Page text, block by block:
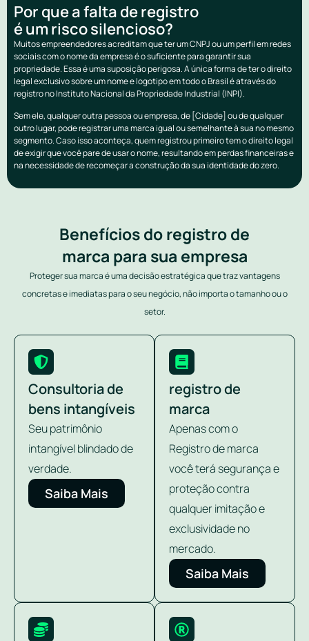
Por que a falta de registro
é um risco silencioso?
Muitos empreendedores acreditam que ter um CNPJ ou um perfil em redes
sociais com o nome da empresa é o suficiente para garantir sua
propriedade. Essa é uma suposição perigosa. A única forma de ter o direito
legal exclusivo sobre um nome e logotipo em todo o Brasil é através do
registro no Instituto Nacional da Propriedade Industrial (INPI).
Sem ele, qualquer outra pessoa ou empresa, de [Cidade] ou de qualquer
outro lugar, pode registrar uma marca igual ou semelhante à sua no mesmo
segmento. Caso isso aconteça, quem registrou primeiro tem o direito legal
de exigir que você pare de usar o nome, resultando em perdas financeiras e
na necessidade de recomeçar a construção da sua identidade do zero.
Benefícios do registro de
marca para sua empresa
Proteger sua marca é uma decisão estratégica que traz vantagens
concretas e imediatas para o seu negócio, não importa o tamanho ou o
setor.
Consultoria de
bens intangíveis
Seu patrimônio
intangível blindado de
verdade.
Saiba Mais
registro de
marca
Apenas com o
Registro de marca
você terá segurança e
proteção contra
qualquer imitação e
exclusividade no
mercado.
Saiba Mais